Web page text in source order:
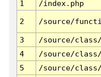
1
/index.php
2 /source/
3 /source/
4
/source/
5
/source/